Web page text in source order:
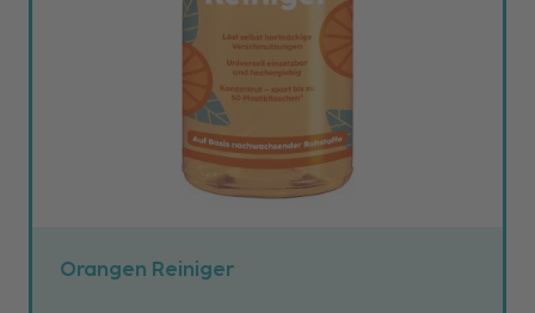
Orangen Reiniger